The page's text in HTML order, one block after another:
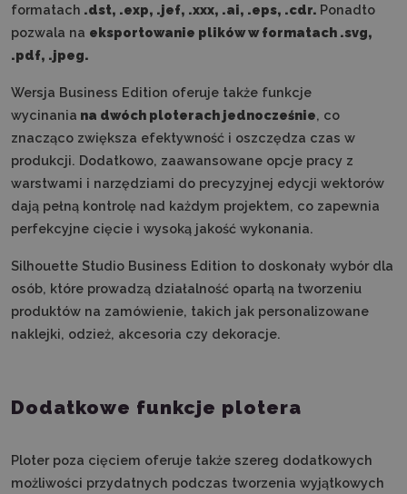
formatach .dst, .exp, .jef, .xxx, .ai, .eps, .cdr. Ponadto
pozwala na eksportowanie plików w formatach .svg,
.pdf, .jpeg.
Wersja Business Edition oferuje także funkcje
wycinania na dwóch ploterach jednocześnie, co
znacząco zwiększa efektywność i oszczędza czas w
produkcji. Dodatkowo, zaawansowane opcje pracy z
warstwami i narzędziami do precyzyjnej edycji wektorów
dają pełną kontrolę nad każdym projektem, co zapewnia
perfekcyjne cięcie i wysoką jakość wykonania.
Silhouette Studio Business Edition to doskonały wybór dla
osób, które prowadzą działalność opartą na tworzeniu
produktów na zamówienie, takich jak personalizowane
naklejki, odzież, akcesoria czy dekoracje.
Dodatkowe funkcje plotera
Ploter poza cięciem oferuje także szereg dodatkowych
możliwości przydatnych podczas tworzenia wyjątkowych